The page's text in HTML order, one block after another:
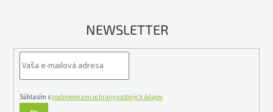
NEWSLETTER
Súhlasím s podmienkami ochrany osobných údajov